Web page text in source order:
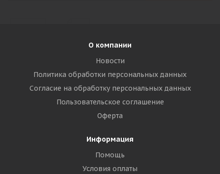
О компании
Новости
Политика обработки персональных данных
Согласие на обработку персональных данных
Пользовательское соглашение
Оферта
Информация
Помощь
Условия оплаты